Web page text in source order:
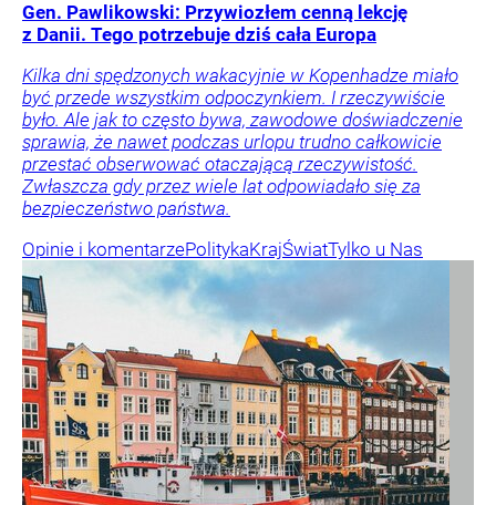
Gen. Pawlikowski: Przywiozłem cenną lekcję
z Danii. Tego potrzebuje dziś cała Europa
Kilka dni spędzonych wakacyjnie w Kopenhadze miało
być przede wszystkim odpoczynkiem. I rzeczywiście
było. Ale jak to często bywa, zawodowe doświadczenie
sprawia, że nawet podczas urlopu trudno całkowicie
przestać obserwować otaczającą rzeczywistość.
Zwłaszcza gdy przez wiele lat odpowiadało się za
bezpieczeństwo państwa.
Opinie i komentarzePolitykaKrajŚwiatTylko u Nas